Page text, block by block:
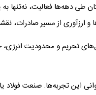
دهه‌ها فعالیت، نه‌تنها به
ارزآوری از مسیر صادرات،
تحریم و محدودیت
این تجربه‌ها. صنعت